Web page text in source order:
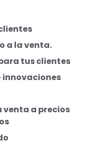
a la venta.
tus clientes
innovaciones
a precios